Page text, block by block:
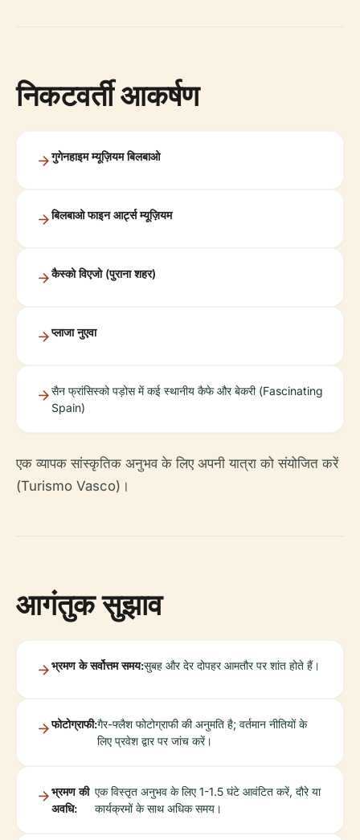
निकटवर्ती आकर्षण
गुगेनहाइम म्यूज़ियम बिलबाओ
बिलबाओ फाइन आर्ट्स म्यूज़ियम
कैस्को विएजो (पुराना शहर)
प्लाजा नुएवा
सैन फ्रांसिस्को पड़ोस में कई स्थानीय कैफे और बेकरी (Fascinating
Spain)
एक व्यापक सांस्कृतिक अनुभव के लिए अपनी यात्रा को संयोजित करें
(Turismo Vasco)।
आगंतुक सुझाव
भ्रमण के सर्वोत्तम समय:सुबह और देर दोपहर आमतौर पर शांत होते हैं।
फोटोग्राफी:गैर-फ्लैश फोटोग्राफी की अनुमति है; वर्तमान नीतियों के
लिए प्रवेश द्वार पर जांच करें।
भ्रमण की
अवधि:
एक विस्तृत अनुभव के लिए 1-1.5 घंटे आवंटित करें, दौरे या
कार्यक्रमों के साथ अधिक समय।